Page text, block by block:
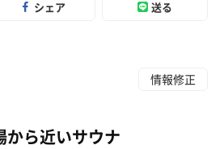
シェア 送る
情報修正
から近いサウナ